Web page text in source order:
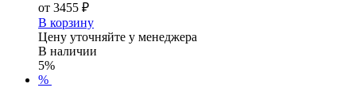
от 3455 ₽
В корзину
Цену уточняйте у менеджера
В наличии
5%
%